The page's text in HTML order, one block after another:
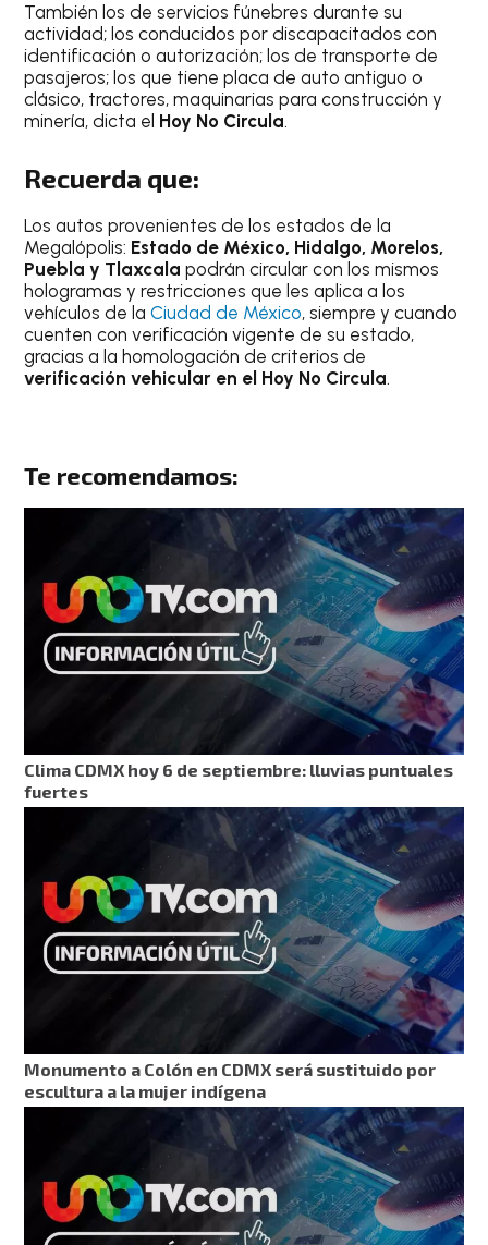
También los de servicios fúnebres durante su
actividad; los conducidos por discapacitados con
identificación o autorización; los de transporte de
pasajeros; los que tiene placa de auto antiguo o
clásico, tractores, maquinarias para construcción y
minería, dicta el Hoy No Circula.
Recuerda que:
Los autos provenientes de los estados de la
Megalópolis: Estado de México, Hidalgo, Morelos,
Puebla y Tlaxcala podrán circular con los mismos
hologramas y restricciones que les aplica a los
vehículos de laCiudad de México, siempre y cuando
cuenten con verificación vigente de su estado,
gracias a la homologación de criterios de
verificación vehicular en el Hoy No Circula.
Te recomendamos:
Clima CDMX hoy 6 de septiembre: lluvias puntuales
fuertes
Monumento a Colón en CDMX será sustituido por
escultura a la mujer indígena